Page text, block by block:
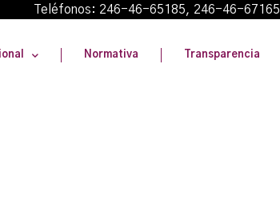
Teléfonos: 246-46-65185, 246-46-67165
Normativa Transparencia